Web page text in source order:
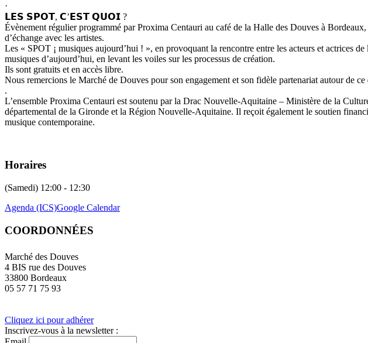
·
𝗟𝗘𝗦 𝗦𝗣𝗢𝗧, 𝗖’𝗘𝗦𝗧 𝗤𝗨𝗢𝗜 ?
Évènement régulier programmé par Proxima Centauri au café de la Halle des Douves à
d’échange avec les artistes.
Les « SPOT ¡ musiques aujourd’hui ! », en provoquant la rencontre entre les acteurs et actrices
musiques d’aujourd’hui, en levant les voiles sur les processus de création.
Ils sont gratuits et en accès libre.
Nous remercions le Marché de Douves pour son engagement et son fidèle partenariat autour de
.
L’ensemble Proxima Centauri est soutenu par la Drac Nouvelle-Aquitaine – Ministère de la
départemental de la Gironde et la Région Nouvelle-Aquitaine. Il reçoit également le soutien
musique contemporaine.
Horaires
(Samedi) 12:00 - 12:30
Agenda (ICS)Google Calendar
COORDONNÉES
Marché des Douves
4 BIS rue des Douves
33800 Bordeaux
05 57 71 75 93
Cliquez ici pour adhérer
Inscrivez-vous à la newsletter :